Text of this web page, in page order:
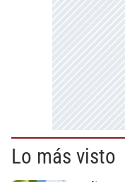
Lo más visto